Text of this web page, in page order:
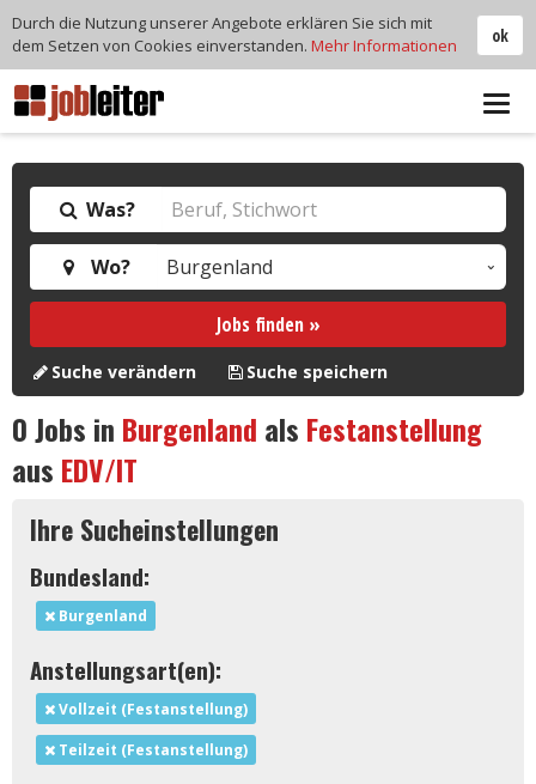
Was?
Wo?
Jobs finden »
Suche verändern Suche speichern
0Jobs in Burgenland als Festanstellung
aus EDV/IT
Ihre Sucheinstellungen
Bundesland:
Burgenland
Anstellungsart(en):
Vollzeit (Festanstellung)
Teilzeit (Festanstellung)
ok
Durch die Nutzung unserer Angebote erklären Sie sich mit
dem Setzen von Cookies einverstanden. Mehr Informationen